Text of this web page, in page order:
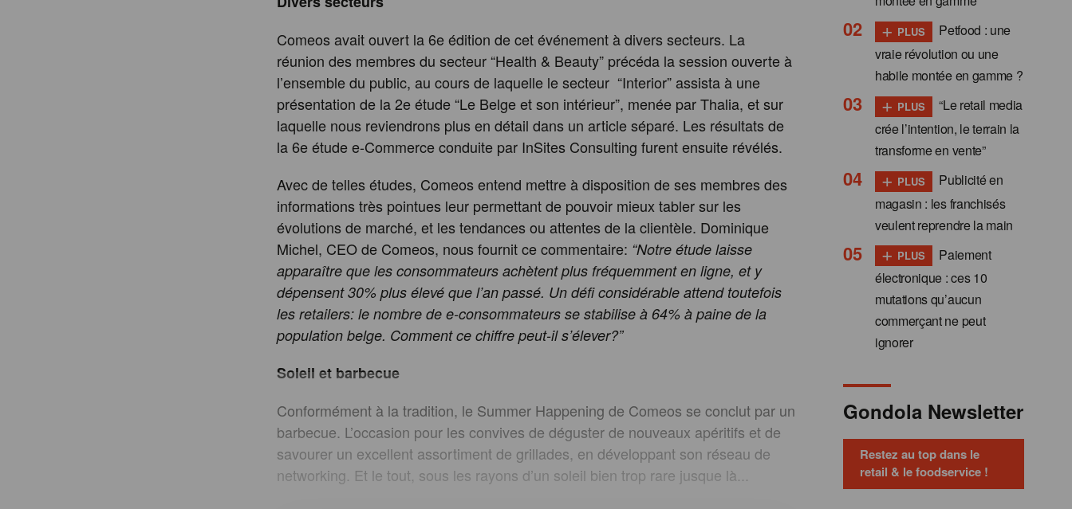
Comeos avait ouvert la 6e édition de cet événement à divers secteurs. La
réunion des membres du secteur “Health & Beauty” précéda la session ouverte à
l’ensemble du public, au cours de laquelle le secteur “Interior” assista à une
présentation de la 2e étude “Le Belge et son intérieur”, menée par Thalia, et sur
laquelle nous reviendrons plus en détail dans un article séparé. Les résultats de
la 6e étude e-Commerce conduite par InSites Consulting furent ensuite révélés.
Avec de telles études, Comeos entend mettre à disposition de ses membres des
informations très pointues leur permettant de pouvoir mieux tabler sur les
évolutions de marché, et les tendances ou attentes de la clientèle. Dominique
Michel, CEO de Comeos, nous fournit ce commentaire: “Notre étude laisse
apparaître que les consommateurs achètent plus fréquemment en ligne, et y
dépensent 30% plus élevé que l’an passé. Un défi considérable attend toutefois
les retailers: le nombre de e-consommateurs se stabilise à 64% à paine de la
population belge. Comment ce chiffre peut-il s’élever?”
Soleil et barbecue
Conformément à la tradition, le Summer Happening de Comeos se conclut par un
barbecue. L’occasion pour les convives de déguster de nouveaux apéritifs et de
savourer un excellent assortiment de grillades, en développant son réseau de
networking. Et le tout, sous les rayons d’un soleil bien trop rare jusque là...
+ PLUS
Petfood : une
vraie révolution ou une
habile montée en gamme ?
+ PLUS
“Le retail media
crée l’intention, le terrain la
transforme en vente”
+ PLUS
Publicité en
magasin : les franchisés
veulent reprendre la main
+ PLUS
Paiement
électronique : ces 10
mutations qu’aucun
commerçant ne peut
ignorer
Gondola Newsletter
Restez au top dans le
retail & le foodservice !